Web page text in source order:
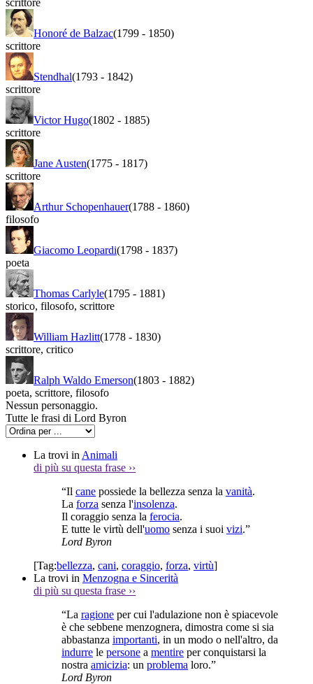
Honoré de Balzac(1799 - 1850)
scrittore
Stendhal(1793 - 1842)
scrittore
Victor Hugo(1802 - 1885)
scrittore
Jane Austen(1775 - 1817)
scrittore
Arthur Schopenhauer(1788 - 1860)
filosofo
Giacomo Leopardi(1798 - 1837)
poeta
Thomas Carlyle(1795 - 1881)
storico, filosofo, scrittore
William Hazlitt(1778 - 1830)
scrittore, critico
Ralph Waldo Emerson(1803 - 1882)
poeta, scrittore, filosofo
Nessun personaggio.
Tutte le frasi di Lord Byron
La trovi in Animali
di più su questa frase ››
“Il cane possiede la bellezza senza la vanità.
La forza senza l'insolenza.
Il coraggio senza la ferocia.
E tutte le virtù dell'uomo senza i suoi vizi.”
Lord Byron
[Tag:bellezza, cani, coraggio, forza, virtù]
La trovi in Menzogna e Sincerità
di più su questa frase ››
“La ragione per cui l'adulazione non è spiacevole
è che sebbene menzognera, dimostra come si sia
abbastanza importanti, in un modo o nell'altro, da
indurre le persone a mentire per conquistarsi la
nostra amicizia: un problema loro.”
Lord Byron